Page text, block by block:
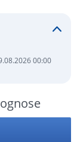
00:00